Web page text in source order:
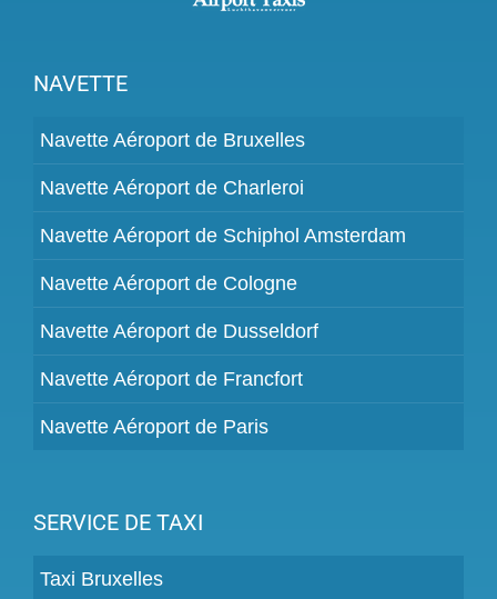
NAVETTE
Navette Aéroport de Bruxelles
Navette Aéroport de Charleroi
Navette Aéroport de Schiphol Amsterdam
Navette Aéroport de Cologne
Navette Aéroport de Dusseldorf
Navette Aéroport de Francfort
Navette Aéroport de Paris
SERVICE DE TAXI
Taxi Bruxelles